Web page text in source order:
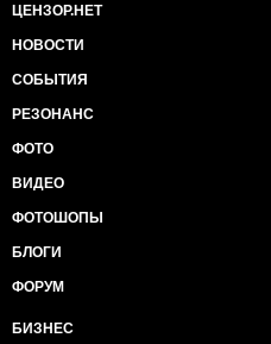
ЦЕНЗОР.НЕТ
НОВОСТИ
СОБЫТИЯ
РЕЗОНАНС
ФОТО
ВИДЕО
ФОТОШОПЫ
БЛОГИ
ФОРУМ
БИЗНЕС